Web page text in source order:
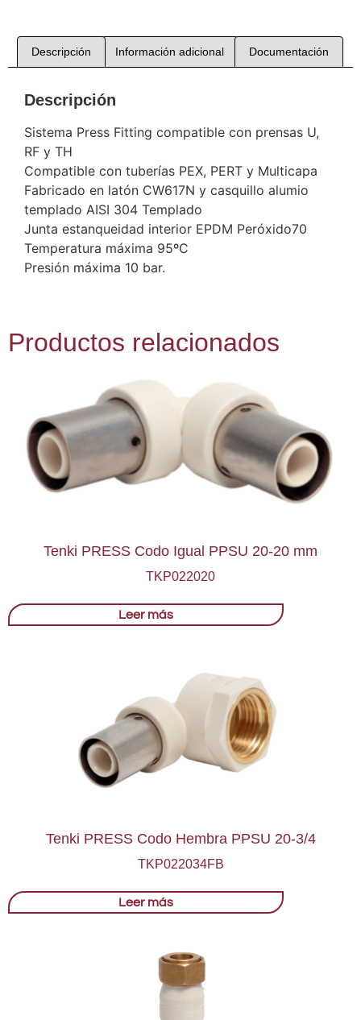
Descripción Información adicional Documentación
Descripción
Sistema Press Fitting compatible con prensas U,
RF y TH
Compatible con tuberías PEX, PERT y Multicapa
Fabricado en latón CW617N y casquillo alumio
templado AISI 304 Templado
Junta estanqueidad interior EPDM Peróxido70
Temperatura máxima 95ºC
Presión máxima 10 bar.
Productos relacionados
Tenki PRESS Codo Igual PPSU 20-20 mm
TKP022020
Leer más
Tenki PRESS Codo Hembra PPSU 20-3/4
TKP022034FB
Leer más